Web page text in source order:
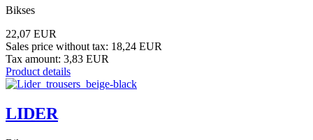
Bikses
22,07 EUR
Sales price without tax: 18,24 EUR
Tax amount: 3,83 EUR
Product details
LIDER